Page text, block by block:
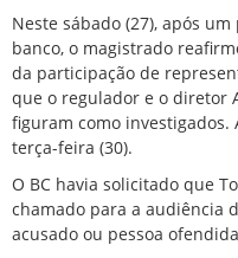
Neste sábado (27), após
banco, o magistrado
da participação de
que o regulador e o diretor
figuram como
terça-feira (30).
O BC havia solicitado que
chamado para a audiência
acusado ou pessoa